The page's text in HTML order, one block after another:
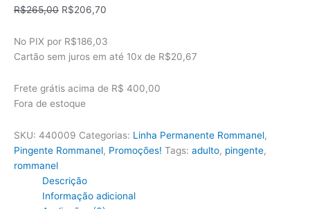
R$265,00 O
original
era:
R$206,70
atual
é:
No PIX por R$186,03
Cartão sem juros em até 10x de R$20,67
Frete grátis acima de R$ 400,00
Fora de estoque
SKU: 440009 Categorias: Linha Permanente Rommanel,
Pingente Rommanel, Promoções! Tags: adulto, pingente,
rommanel
Descrição
Informação adicional